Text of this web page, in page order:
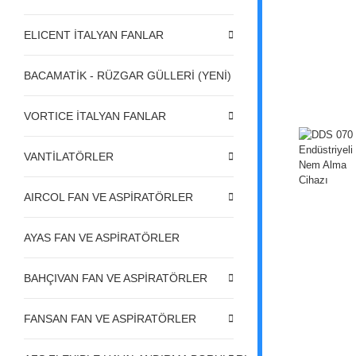
ELICENT İTALYAN FANLAR
BACAMATİK - RÜZGAR GÜLLERİ (YENİ)
VORTICE İTALYAN FANLAR
VANTİLATÖRLER
AIRCOL FAN VE ASPİRATÖRLER
AYAS FAN VE ASPİRATÖRLER
BAHÇIVAN FAN VE ASPİRATÖRLER
FANSAN FAN VE ASPİRATÖRLER